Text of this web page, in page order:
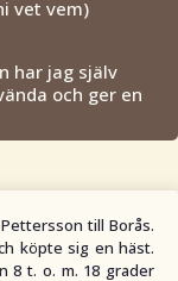
vet vem)
har jag själv
och ger en
till Borås.
köpte sig en häst.
8 t. o. m. 18 grader